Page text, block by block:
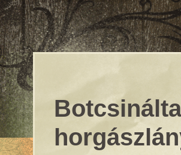
Botcsinálta